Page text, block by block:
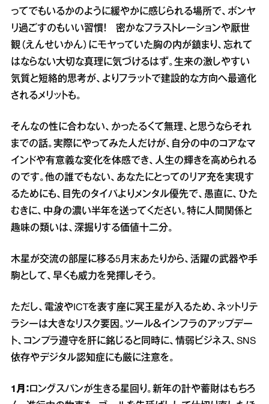
ってでもいるかのように緩やかに感じられる場所で、ボンヤ
リ過ごすのもいい習慣！ 密かなフラストレーションや厭世
観（えんせいかん）にモヤっていた胸の内が鎮まり、忘れて
はならない大切な真理に気づけるはず。生来の激しやすい
気質と短絡的思考が、よりフラットで建設的な方向へ最適化
されるメリットも。
そんなの性に合わない、かったるくて無理、と思うならそれ
までの話。実際にやってみた人だけが、自分の中のコアなマ
インドや有意義な変化を体感でき、人生の輝きを高められる
のです。他の誰でもない、あなたにとってのリア充を実現す
るためにも、目先のタイパよりメンタル優先で、愚直に、ひた
むきに、中身の濃い半年を送ってください。特に人間関係と
趣味の類いは、深掘りする価値十二分。
木星が交流の部屋に移る5月末あたりから、活躍の武器や手
駒として、早くも威力を発揮しそう。
ただし、電波やICTを表す座に冥王星が入るため、ネットリテ
ラシーは大きなリスク要因。ツール＆インフラのアップデー
ト、コンプラ遵守を肝に銘じると同時に、情弱ビジネス、SNS
依存やデジタル認知症にも厳に注意を。
1月： ロングスパンが生きる星回り。新年の計や蓄財はもちろ